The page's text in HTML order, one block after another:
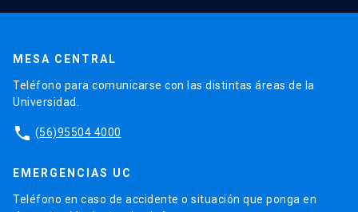
MESA CENTRAL
Teléfono para comunicarse con las distintas áreas de la
Universidad.
phone (56)95504 4000
EMERGENCIAS UC
Teléfono en caso de accidente o situación que ponga en